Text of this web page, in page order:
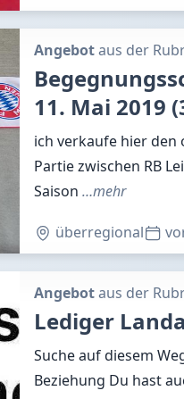
Angebotaus der
11. Mai 2019
ich verkaufe hier den
Partie zwischen RB
Saison …mehr
überregional
Angebotaus der
Lediger
Suche auf diesem
Beziehung Du hast